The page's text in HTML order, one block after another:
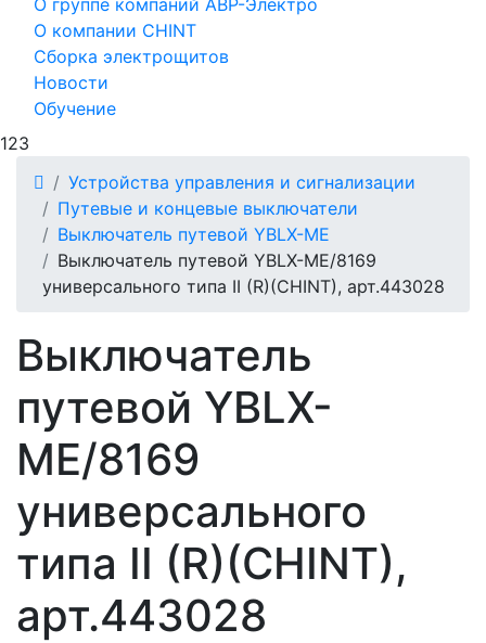
О компании CHINT
Сборка электрощитов
Новости
Обучение
123
Устройства управления и сигнализации
Путевые и концевые выключатели
Выключатель путевой YBLX-ME
Выключатель путевой YBLX-ME/8169
универсального типа II (R)(CHINT), арт.443028
Выключатель
путевой YBLX-
ME/8169
универсального
типа II (R)(CHINT),
арт.443028